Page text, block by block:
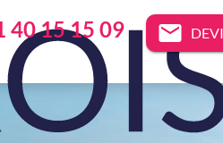
40 15 15 09